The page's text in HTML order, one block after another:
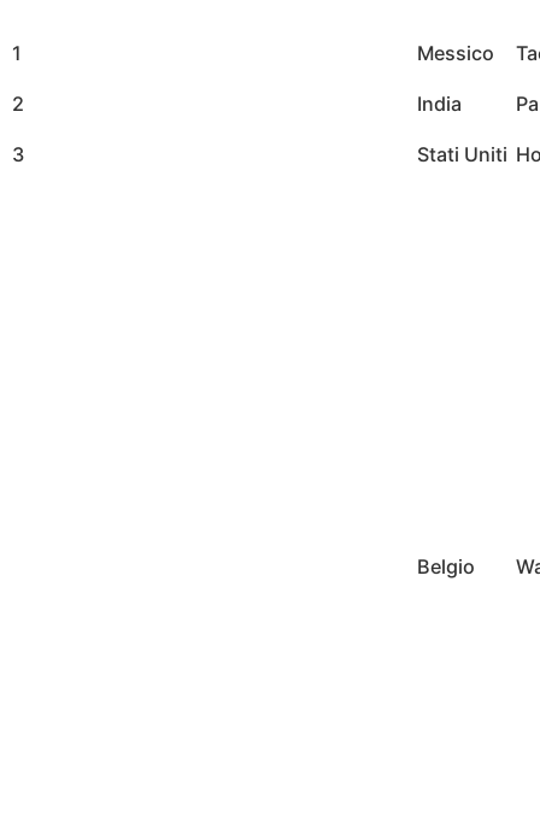
1 Messico
2 India
3 Stati Uniti
Belgio